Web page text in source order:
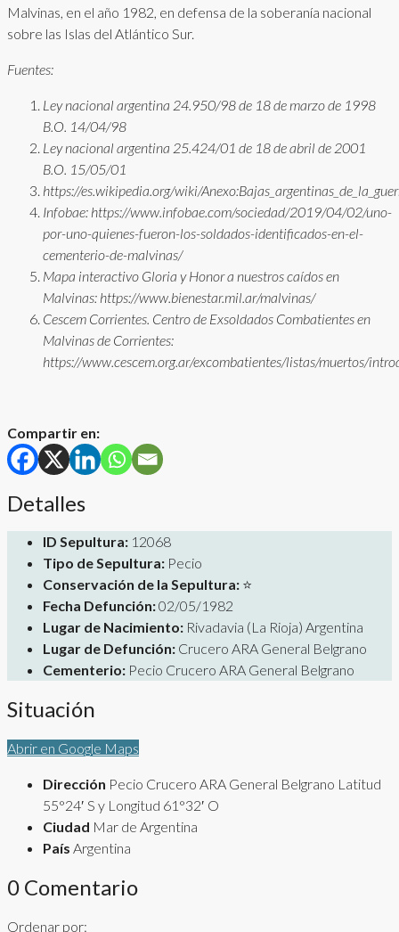
Malvinas, en el año 1982, en defensa de la soberanía nacional
sobre las Islas del Atlántico Sur.
Fuentes:
Ley nacional argentina 24.950/98 de 18 de marzo de 1998
B.O. 14/04/98
Ley nacional argentina 25.424/01 de 18 de abril de 2001
B.O. 15/05/01
https://es.wikipedia.org/wiki/
Infobae: https://www.infobae.com/sociedad/2019/04/02/uno-
por-uno-quienes-fueron-los-soldados-identificados-en-el-
cementerio-de-malvinas/
Mapa interactivo Gloria y Honor a nuestros caídos en
Malvinas: https://www.bienestar.mil.ar/malvinas/
Cescem Corrientes. Centro de Exsoldados Combatientes en
Malvinas de Corrientes:
https://www.cescem.org.ar/excombatientes/listas/muertos/
Compartir en:
Detalles
ID Sepultura: 12068
Tipo de Sepultura: Pecio
Conservación de la Sepultura: ⭐
Fecha Defunción:02/05/1982
Lugar de Nacimiento: Rivadavia (La Rioja) Argentina
Lugar de Defunción: Crucero ARA General Belgrano
Cementerio: Pecio Crucero ARA General Belgrano
Situación
Abrir en Google Maps
Dirección Pecio Crucero ARA General Belgrano Latitud
55°24′ S y Longitud 61°32′ O
Ciudad Mar de Argentina
País Argentina
0 Comentario
Ordenar por: